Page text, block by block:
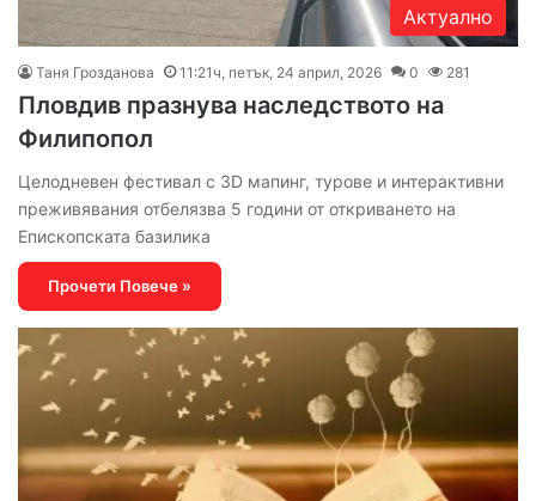
Актуално
Таня Грозданова 11:21ч, петък, 24 април, 2026 0 281
Пловдив празнува наследството на
Филипопол
Целодневен фестивал с 3D мапинг, турове и интерактивни
преживявания отбелязва 5 години от откриването на
Епископската базилика
Прочети Повече »